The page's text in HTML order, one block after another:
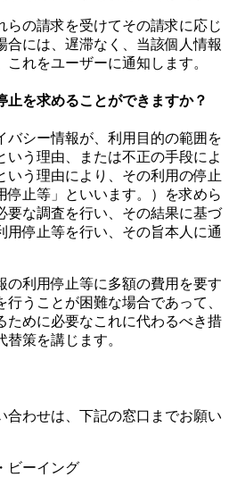
らの請求を受けてその請求に応じ
合には、遅滞なく、当該個人情報
れをユーザーに通知します。
止を求めることができますか？
バシー情報が、利用目的の範囲を
いう理由、または不正の手段によ
いう理由により、その利用の停止
停止等」といいます。）を求めら
要な調査を行い、その結果に基づ
用停止等を行い、その旨本人に通
の利用停止等に多額の費用を要す
うことが困難な場合であって、
ために必要なこれに代わるべき措
策を講じます。
合わせは、下記の窓口までお願い
ビーイング